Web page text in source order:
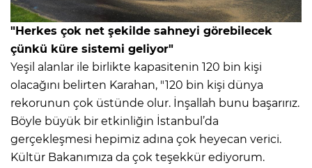
"Herkes çok net şekilde sahneyi görebilecek
çünkü küre sistemi geliyor"
Yeşil alanlar ile birlikte kapasitenin 120 bin kişi
olacağını belirten Karahan, "120 bin kişi dünya
rekorunun çok üstünde olur. İnşallah bunu başarırız.
Böyle büyük bir etkinliğin İstanbul’da
gerçekleşmesi hepimiz adına çok heyecan verici.
Kültür Bakanımıza da çok teşekkür ediyorum.